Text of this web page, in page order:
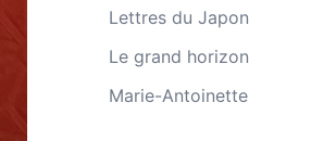
Lettres du Japon
Le grand horizon
Marie-Antoinette